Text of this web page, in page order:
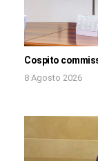
Cospito
8 Agosto 2026